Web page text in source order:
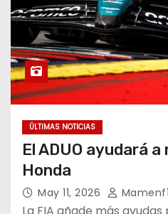
ÚLTIMAS NOTICIAS
El ADUO ayudará
Honda
May 11, 2026 Mamenf1
La FIA añade más